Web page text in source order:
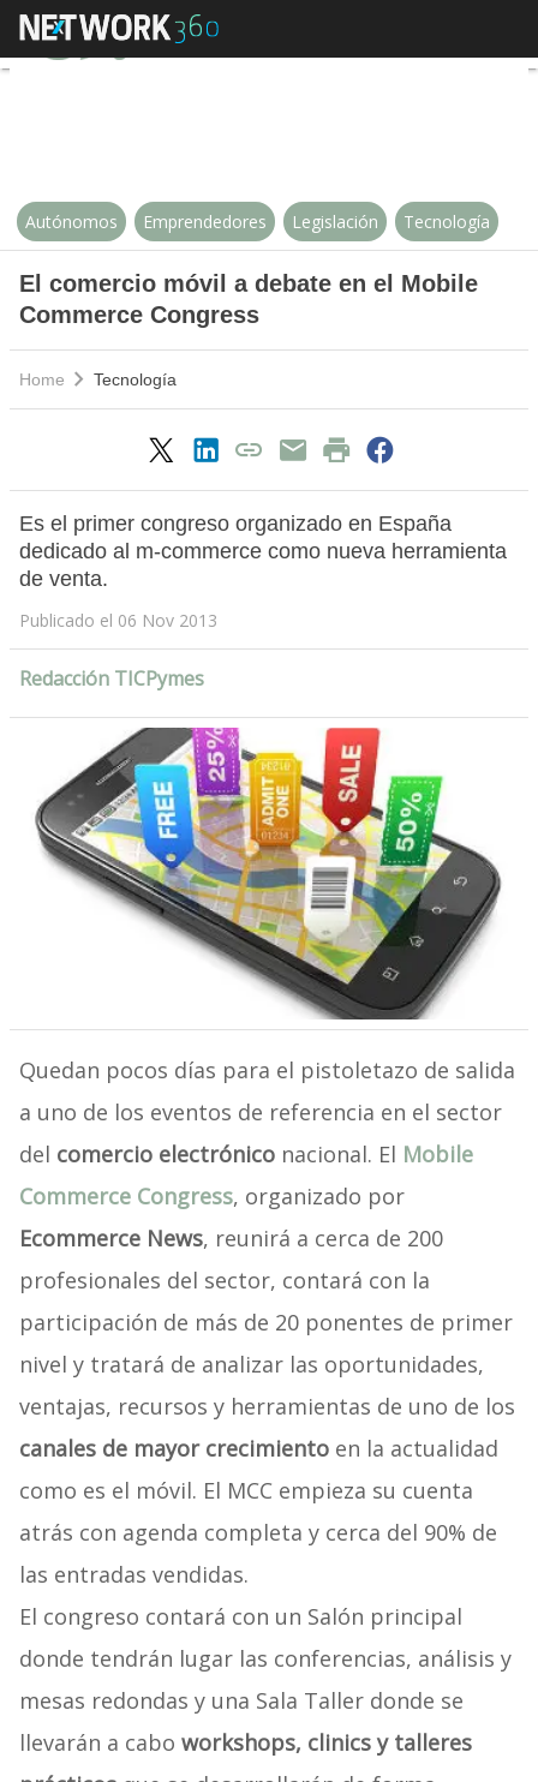
El comercio móvil a debate en
Autónomos Emprendedores Legislación Tecnología
El comercio móvil a debate en el Mobile
Commerce Congress
Home Tecnología
Es el primer congreso organizado en España
dedicado al m-commerce como nueva herramienta
de venta.
Publicado el 06 Nov 2013
Redacción TICPymes
Quedan pocos días para el pistoletazo de salida
a uno de los eventos de referencia en el sector
del comercio electróniconacional. El Mobile
Commerce Congress, organizado por
Ecommerce News, reunirá a cerca de 200
profesionales del sector, contará con la
participación de más de 20 ponentes de primer
nivel y tratará de analizar las oportunidades,
ventajas, recursos y herramientas de uno de los
canales de mayor crecimientoen la actualidad
como es el móvil. El MCC empieza su cuenta
atrás con agenda completa y cerca del 90% de
las entradas vendidas.
El congreso contará con un Salón principal
donde tendrán lugar las conferencias, análisis y
mesas redondas y una Sala Taller donde se
llevarán a cabo workshops, clinics y talleres